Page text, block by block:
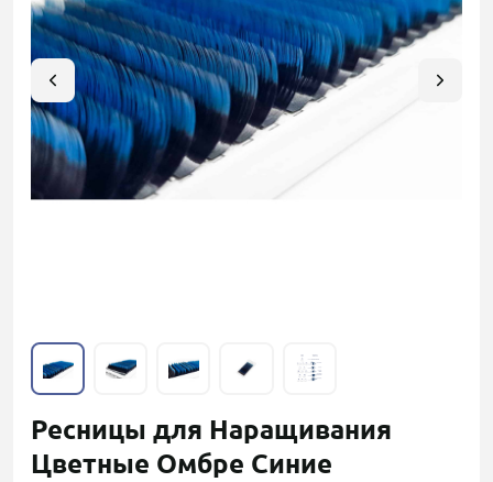
Ресницы для Наращивания
Цветные Омбре Синие